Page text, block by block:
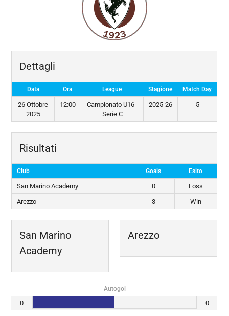
Dettagli
Data Ora League Stagione Match Day
26 Ottobre
2025
12:00
Campionato U16 -
Serie C
2025-26 5
Risultati
Club Goals Esito
San Marino Academy 0
Loss
Arezzo
3 Win
San Marino
Academy
Arezzo
Autogol
0 0